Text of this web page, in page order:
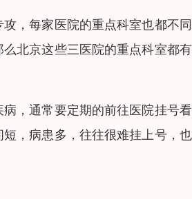
，每家医院的重点科室也都不
北京这些三医院的重点科室都
，通常要定期的前往医院挂号
，病患多，往往很难挂上号，